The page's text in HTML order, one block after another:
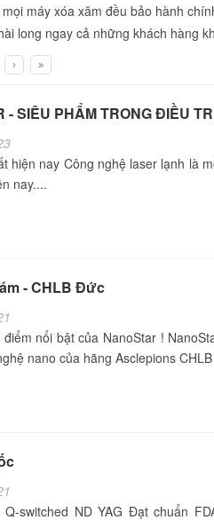
máy xóa xăm đều bảo hành
long ngay cả những khách hàng
› »
- SIÊU PHẨM TRONG ĐIỀU
hiện nay Công nghệ laser lạnh là
nay....
- CHLB Đức
nổi bật của NanoStar !
nano của hãng Asclepions
switched ND YAG Đạt chuẩn